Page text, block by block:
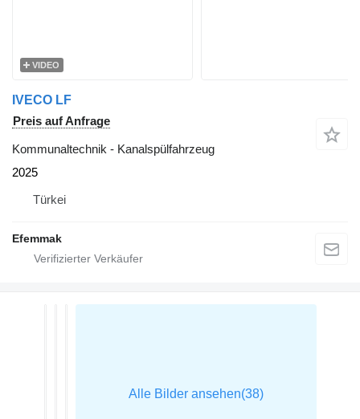
VIDEO
IVECO LF
Preis auf Anfrage
Kommunaltechnik - Kanalspülfahrzeug
2025
Türkei
Efemmak